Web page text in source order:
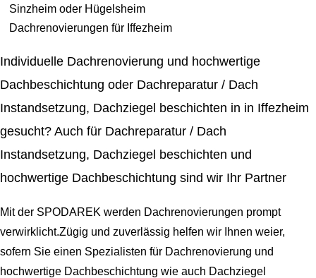
Sinzheim oder Hügelsheim
Dachrenovierungen für Iffezheim
Individuelle Dachrenovierung und hochwertige
Dachbeschichtung oder Dachreparatur / Dach
Instandsetzung, Dachziegel beschichten in in Iffezheim
gesucht? Auch für Dachreparatur / Dach
Instandsetzung, Dachziegel beschichten und
hochwertige Dachbeschichtung sind wir Ihr Partner
Mit der SPODAREK werden Dachrenovierungen prompt
verwirklicht.Zügig und zuverlässig helfen wir Ihnen weier,
sofern Sie einen Spezialisten für Dachrenovierung und
hochwertige Dachbeschichtung wie auch Dachziegel